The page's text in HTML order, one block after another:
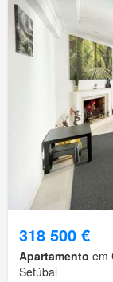
318 500 €
Apartamento em
Setúbal